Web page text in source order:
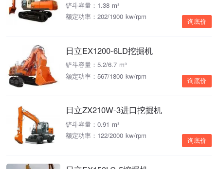
铲斗容量：1.38 m³
额定功率：202/1900 kw/rpm
询底价
日立EX1200-6LD挖掘机
铲斗容量：5.2/6.7 m³
额定功率：567/1800 kw/rpm
询底价
日立ZX210W-3进口挖掘机
铲斗容量：0.91 m³
额定功率：122/2000 kw/rpm
询底价